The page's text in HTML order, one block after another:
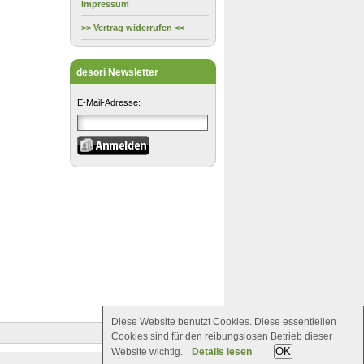
Impressum
>> Vertrag widerrufen <<
desori Newsletter
E-Mail-Adresse:
Diese Website benutzt Cookies. Diese essentiellen
Cookies sind für den reibungslosen Betrieb dieser
Website wichtig.
Details lesen OK